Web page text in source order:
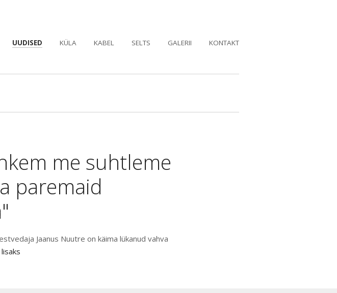
UUDISED KÜLA KABEL SELTS GALERII KONTAKT
me suhtleme
paremaid
Jaanus Nuutre on käima lükanud vahva